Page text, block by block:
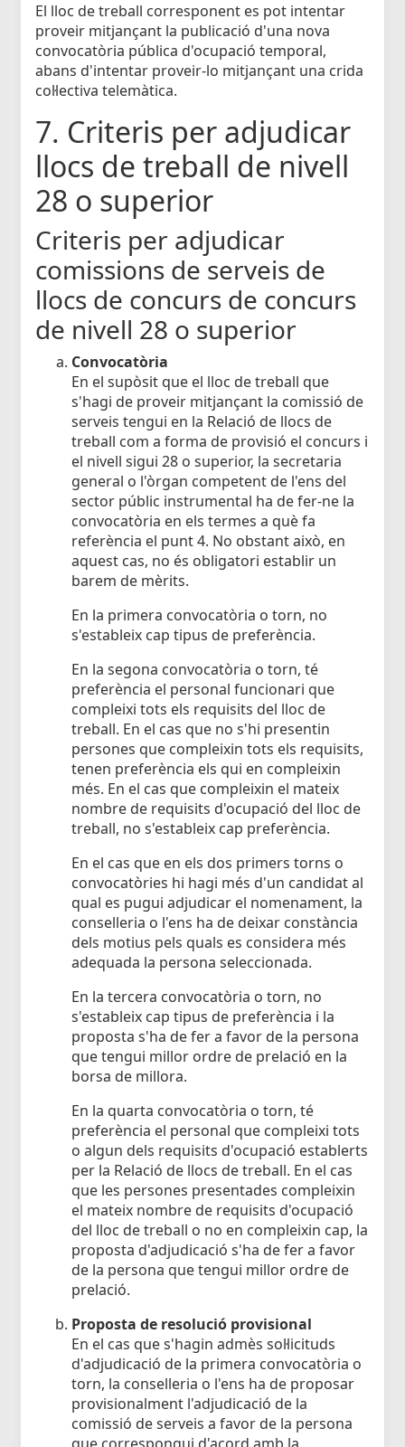
El lloc de treball corresponent es pot intentar
proveir mitjançant la publicació d'una nova
convocatòria pública d'ocupació temporal,
abans d'intentar proveir-lo mitjançant una crida
col·lectiva telemàtica.
7. Criteris per adjudicar
llocs de treball de nivell
28 o superior
Criteris per adjudicar
comissions de serveis de
llocs de concurs de concurs
de nivell 28 o superior
Convocatòria
En el supòsit que el lloc de treball que
s'hagi de proveir mitjançant la comissió de
serveis tengui en la Relació de llocs de
treball com a forma de provisió el concurs i
el nivell sigui 28 o superior, la secretaria
general o l'òrgan competent de l'ens del
sector públic instrumental ha de fer-ne la
convocatòria en els termes a què fa
referència el punt 4. No obstant això, en
aquest cas, no és obligatori establir un
barem de mèrits.
En la primera convocatòria o torn, no
s'estableix cap tipus de preferència.
En la segona convocatòria o torn, té
preferència el personal funcionari que
compleixi tots els requisits del lloc de
treball. En el cas que no s'hi presentin
persones que compleixin tots els requisits,
tenen preferència els qui en compleixin
més. En el cas que compleixin el mateix
nombre de requisits d'ocupació del lloc de
treball, no s'estableix cap preferència.
En el cas que en els dos primers torns o
convocatòries hi hagi més d'un candidat al
qual es pugui adjudicar el nomenament, la
conselleria o l'ens ha de deixar constància
dels motius pels quals es considera més
adequada la persona seleccionada.
En la tercera convocatòria o torn, no
s'estableix cap tipus de preferència i la
proposta s'ha de fer a favor de la persona
que tengui millor ordre de prelació en la
borsa de millora.
En la quarta convocatòria o torn, té
preferència el personal que compleixi tots
o algun dels requisits d'ocupació establerts
per la Relació de llocs de treball. En el cas
que les persones presentades compleixin
el mateix nombre de requisits d'ocupació
del lloc de treball o no en compleixin cap, la
proposta d'adjudicació s'ha de fer a favor
de la persona que tengui millor ordre de
prelació.
Proposta de resolució provisional
En el cas que s'hagin admès sol·licituds
d'adjudicació de la primera convocatòria o
torn, la conselleria o l'ens ha de proposar
provisionalment l'adjudicació de la
comissió de serveis a favor de la persona